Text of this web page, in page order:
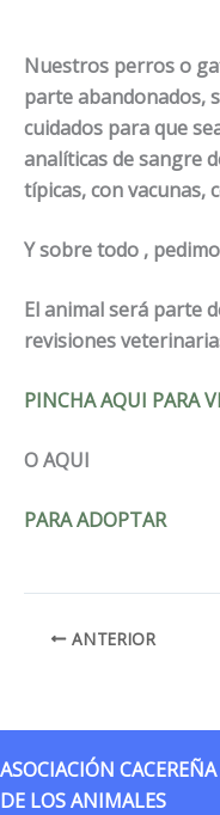
Nuestros perros o
parte abandonados,
cuidados para que
analíticas de sangre
típicas, con vacunas,
Y sobre todo ,
El animal será parte
revisiones
PINCHA AQUI PARA
O AQUI
PARA ADOPTAR
ANTERIOR
ASOCIACIÓN
DE LOS ANIMALES